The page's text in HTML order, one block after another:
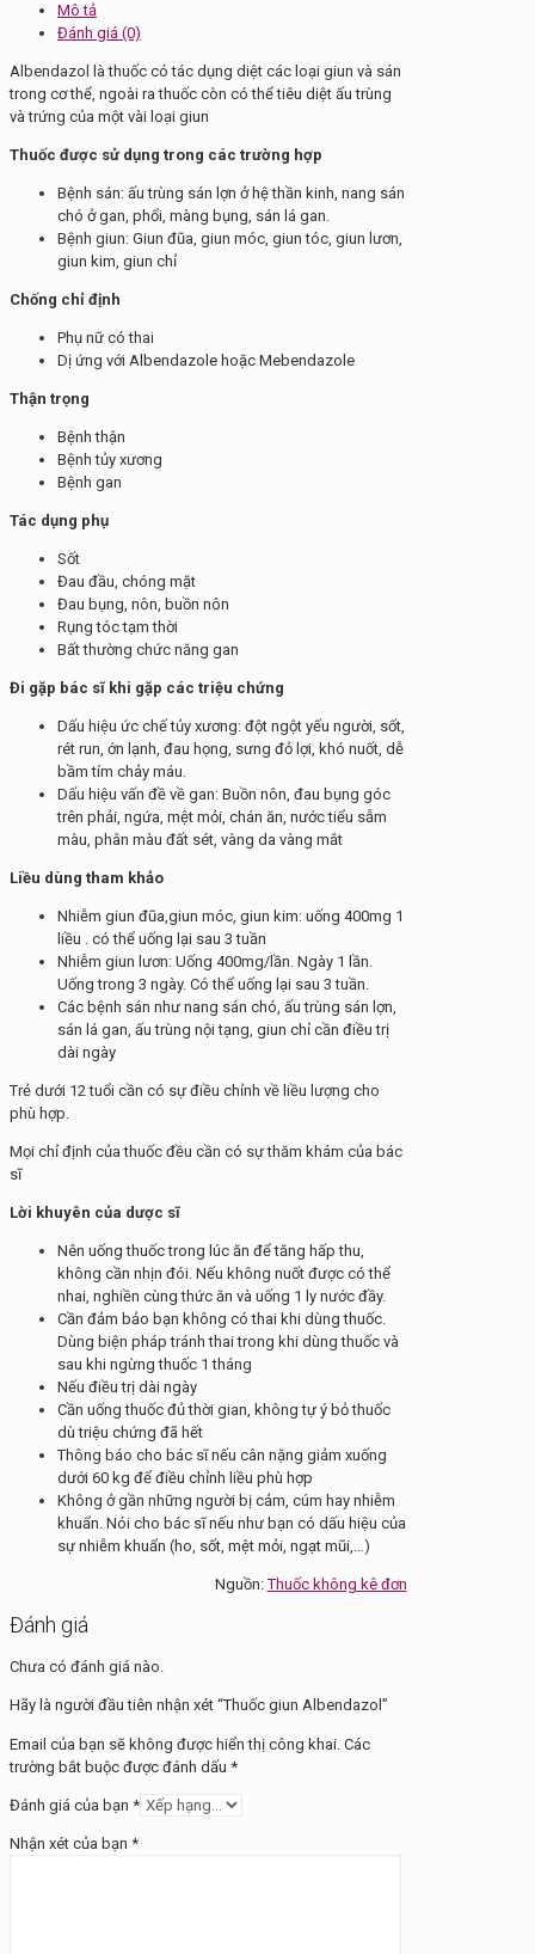
Mô tả
Đánh giá (0)
Albendazol là thuốc có tác dụng diệt các loại giun và sán
trong cơ thể, ngoài ra thuốc còn có thể tiêu diệt ấu trùng
và trứng của một vài loại giun
Thuốc được sử dụng trong các trường hợp
Bệnh sán: ấu trùng sán lợn ở hệ thần kinh, nang sán
chó ở gan, phổi, màng bụng, sán lá gan.
Bệnh giun: Giun đũa, giun móc, giun tóc, giun lươn,
giun kim, giun chỉ
Chống chỉ định
Phụ nữ có thai
Dị ứng với Albendazole hoặc Mebendazole
Thận trọng
Bệnh thận
Bệnh tủy xương
Bệnh gan
Tác dụng phụ
Sốt
Đau đầu, chóng mặt
Đau bụng, nôn, buồn nôn
Rụng tóc tạm thời
Bất thường chức năng gan
Đi gặp bác sĩ khi gặp các triệu chứng
Dấu hiệu ức chế tủy xương: đột ngột yếu người, sốt,
rét run, ớn lạnh, đau họng, sưng đỏ lợi, khó nuốt, dễ
bầm tím chảy máu.
Dấu hiệu vấn đề về gan: Buồn nôn, đau bụng góc
trên phải, ngứa, mệt mỏi, chán ăn, nước tiểu sẫm
màu, phân màu đất sét, vàng da vàng mắt
Liều dùng tham khảo
Nhiễm giun đũa,giun móc, giun kim: uống 400mg 1
liều . có thể uống lại sau 3 tuần
Nhiễm giun lươn: Uống 400mg/lần. Ngày 1 lần.
Uống trong 3 ngày. Có thể uống lại sau 3 tuần.
Các bệnh sán như nang sán chó, ấu trùng sán lợn,
sán lá gan, ấu trùng nội tạng, giun chỉ cần điều trị
dài ngày
Trẻ dưới 12 tuổi cần có sự điều chỉnh về liều lượng cho
phù hợp.
Mọi chỉ định của thuốc đều cần có sự thăm khám của bác
sĩ
Lời khuyên của dược sĩ
Nên uống thuốc trong lúc ăn để tăng hấp thu,
không cần nhịn đói. Nếu không nuốt được có thể
nhai, nghiền cùng thức ăn và uống 1 ly nước đầy.
Cần đảm bảo bạn không có thai khi dùng thuốc.
Dùng biện pháp tránh thai trong khi dùng thuốc và
sau khi ngừng thuốc 1 tháng
Nếu điều trị dài ngày
Cần uống thuốc đủ thời gian, không tự ý bỏ thuốc
dù triệu chứng đã hết
Thông báo cho bác sĩ nếu cân nặng giảm xuống
dưới 60 kg để điều chỉnh liều phù hợp
Không ở gần những người bị cảm, cúm hay nhiễm
khuẩn. Nói cho bác sĩ nếu như bạn có dấu hiệu của
sự nhiễm khuẩn (ho, sốt, mệt mỏi, ngạt mũi,…)
Nguồn:Thuốc không kê đơn
Đánh giá
Chưa có đánh giá nào.
Hãy là người đầu tiên nhận xét “Thuốc giun Albendazol”
Email của bạn sẽ không được hiển thị công khai. Các
trường bắt buộc được đánh dấu *
Đánh giá của bạn *
Nhận xét của bạn *